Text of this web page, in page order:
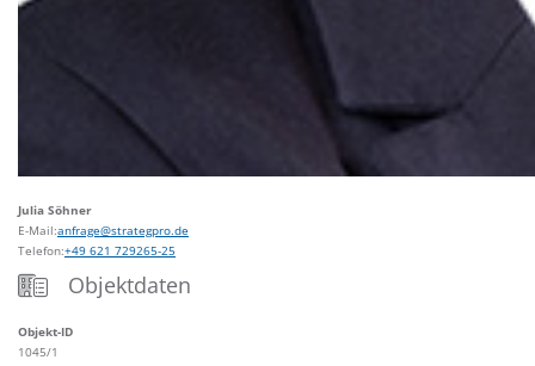
Julia Söhner
E-Mail:anfrage@strategpro.de
Telefon:+49 621 729265-25
Objektdaten
Objekt-ID
1045/1